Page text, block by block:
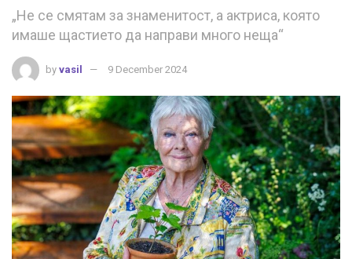
„Не се смятам за знаменитост, а актриса, която
имаше щастието да направи много неща“
by vasil 9 December 2024